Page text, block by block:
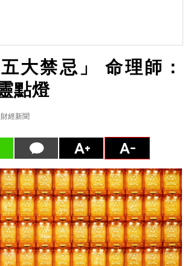
大禁忌」 命理師：
點燈
經新聞